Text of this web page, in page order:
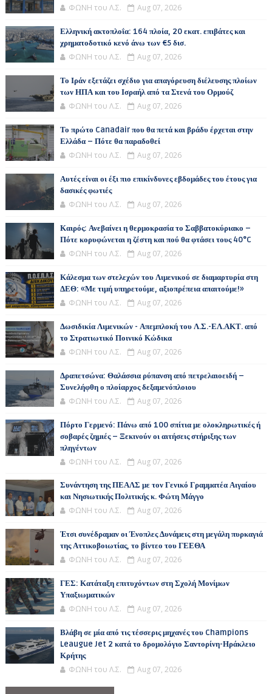
ΦΩΝΗ του Λ.Σ. Aug 07, 2026
Ελληνική ακτοπλοΐα: 164 πλοία, 20 εκατ. επιβάτες και
χρηματοδοτικό κενό άνω των €5 δισ.
ΦΩΝΗ του Λ.Σ. Aug 07, 2026
Το Ιράν εξετάζει σχέδιο για απαγόρευση διέλευσης πλοίων
των ΗΠΑ και του Ισραήλ από τα Στενά του Ορμούζ
ΦΩΝΗ του Λ.Σ. Aug 07, 2026
Το πρώτο Canadair που θα πετά και βράδυ έρχεται στην
Ελλάδα – Πότε θα παραδοθεί
ΦΩΝΗ του Λ.Σ. Aug 07, 2026
Αυτές είναι οι έξι πιο επικίνδυνες εβδομάδες του έτους για
δασικές φωτιές
ΦΩΝΗ του Λ.Σ. Aug 07, 2026
Καιρός: Ανεβαίνει η θερμοκρασία το Σαββατοκύριακο –
Πότε κορυφώνεται η ζέστη και πού θα φτάσει τους 40°C
ΦΩΝΗ του Λ.Σ. Aug 07, 2026
Κάλεσμα των στελεχών του Λιμενικού σε διαμαρτυρία στη
ΔΕΘ: «Με τιμή υπηρετούμε, αξιοπρέπεια απαιτούμε!»
ΦΩΝΗ του Λ.Σ. Aug 07, 2026
Δωσιδικία Λιμενικών - Απεμπλοκή του Λ.Σ.-ΕΛ.ΑΚΤ. από
το Στρατιωτικό Ποινικό Κώδικα
ΦΩΝΗ του Λ.Σ. Aug 07, 2026
Δραπετσώνα: Θαλάσσια ρύπανση από πετρελαιοειδή –
Συνελήφθη ο πλοίαρχος δεξαμενόπλοιου
ΦΩΝΗ του Λ.Σ. Aug 07, 2026
Πόρτο Γερμενό: Πάνω από 100 σπίτια με ολοκληρωτικές ή
σοβαρές ζημιές – Ξεκινούν οι αιτήσεις στήριξης των
πληγέντων
ΦΩΝΗ του Λ.Σ. Aug 07, 2026
Συνάντηση της ΠΕΑΛΣ με τον Γενικό Γραμματέα Αιγαίου
και Νησιωτικής Πολιτικής κ. Φώτη Μάγγο
ΦΩΝΗ του Λ.Σ. Aug 07, 2026
Έτσι συνέδραμαν οι Ένοπλες Δυνάμεις στη μεγάλη πυρκαγιά
της Αττικοβοιωτίας, το βίντεο του ΓΕΕΘΑ
ΦΩΝΗ του Λ.Σ. Aug 07, 2026
ΓΕΣ: Κατάταξη επιτυχόντων στη Σχολή Μονίμων
Υπαξιωματικών
ΦΩΝΗ του Λ.Σ. Aug 07, 2026
Βλάβη σε μία από τις τέσσερις μηχανές του Champions
Leaugue Jet 2 κατά το δρομολόγιο Σαντορίνη-Ηράκλειο
Κρήτης
ΦΩΝΗ του Λ.Σ. Aug 07, 2026